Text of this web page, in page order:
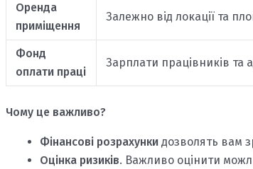
Оренда
приміщення
Залежно від локації та
Фонд
оплати праці
Зарплати працівників та
Чому це важливо?
Фінансові розрахунки дозволять вам
Оцінка ризиків. Важливо оцінити